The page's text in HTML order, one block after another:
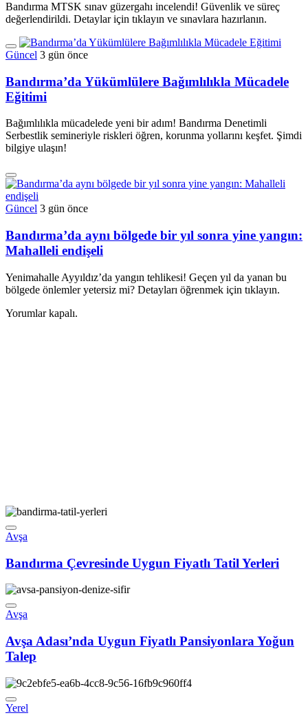
Bandırma MTSK sınav güzergahı incelendi! Güvenlik ve süreç
değerlendirildi. Detaylar için tıklayın ve sınavlara hazırlanın.
Güncel 3 gün önce
Bandırma’da Yükümlülere Bağımlılıkla Mücadele
Eğitimi
Bağımlılıkla mücadelede yeni bir adım! Bandırma Denetimli
Serbestlik semineriyle riskleri öğren, korunma yollarını keşfet. Şimdi
bilgiye ulaşın!
Güncel 3 gün önce
Bandırma’da aynı bölgede bir yıl sonra yine yangın:
Mahalleli endişeli
Yenimahalle Ayyıldız’da yangın tehlikesi! Geçen yıl da yanan bu
bölgede önlemler yetersiz mi? Detayları öğrenmek için tıklayın.
Yorumlar kapalı.
Avşa
Bandırma Çevresinde Uygun Fiyatlı Tatil Yerleri
Avşa
Avşa Adası’nda Uygun Fiyatlı Pansiyonlara Yoğun
Talep
Yerel